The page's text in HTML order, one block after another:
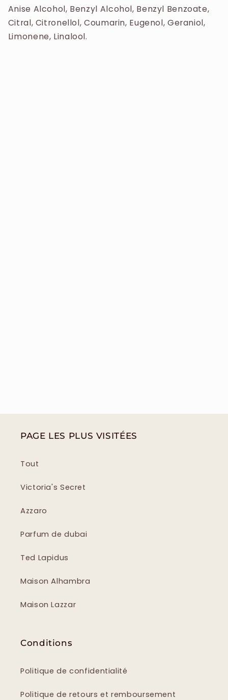
Geraniol, Limonene, Linalool.
Anise Alcohol, Benzyl Alcohol, Benzyl Benzoate,
Citral, Citronellol, Coumarin, Eugenol, Geraniol,
Limonene, Linalool.
PAGE LES PLUS VISITÉES
Tout
Victoria's Secret
Azzaro
Parfum de dubai
Ted Lapidus
Maison Alhambra
Maison Lazzar
Conditions
Politique de confidentialité
Politique de retours et remboursement